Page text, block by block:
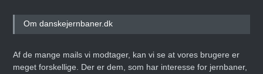
Om danskejernbaner.dk
Af de mange mails vi modtager, kan vi se at vores brugere er
meget forskellige. Der er dem, som har interesse for jernbaner,